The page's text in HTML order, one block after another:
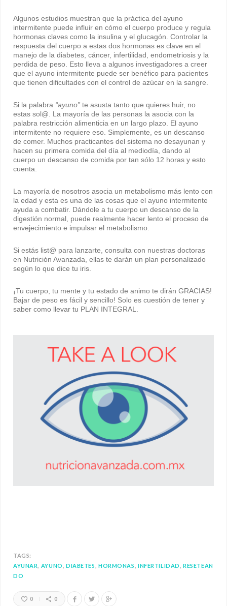
Algunos estudios muestran que la práctica del ayuno
intermitente puede influir en cómo el cuerpo produce y regula
hormonas claves como la insulina y el glucagón. Controlar la
respuesta del cuerpo a estas dos hormonas es clave en el
manejo de la diabetes, cáncer, infertilidad, endometriosis y la
perdida de peso. Esto lleva a algunos investigadores a creer
que el ayuno intermitente puede ser benéfico para pacientes
que tienen dificultades con el control de azúcar en la sangre.
Si la palabra “ayuno” te asusta tanto que quieres huir, no
estas sol@. La mayoría de las personas la asocia con la
palabra restricción alimenticia en un largo plazo. El ayuno
intermitente no requiere eso. Simplemente, es un descanso
de comer. Muchos practicantes del sistema no desayunan y
hacen su primera comida del día al mediodía, dando al
cuerpo un descanso de comida por tan sólo 12 horas y esto
cuenta.
La mayoría de nosotros asocia un metabolismo más lento con
la edad y esta es una de las cosas que el ayuno intermitente
ayuda a combatir. Dándole a tu cuerpo un descanso de la
digestión normal, puede realmente hacer lento el proceso de
envejecimiento e impulsar el metabolismo.
Si estás list@ para lanzarte, consulta con nuestras doctoras
en Nutrición Avanzada, ellas te darán un plan personalizado
según lo que dice tu iris.
¡Tu cuerpo, tu mente y tu estado de animo te dirán GRACIAS!
Bajar de peso es fácil y sencillo! Solo es cuestión de tener y
saber como llevar tu PLAN INTEGRAL.
TAGS:
AYUNAR
AYUNO DIABETES HORMONAS INFERTILIDAD
RESETEAN
DO
0 0